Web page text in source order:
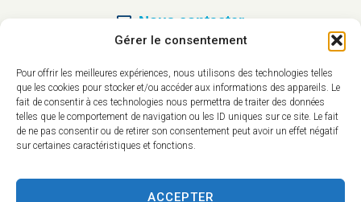
Gérer le consentement
Pour offrir les meilleures expériences, nous utilisons des technologies telles
que les cookies pour stocker et/ou accéder aux informations des appareils. Le
fait de consentir à ces technologies nous permettra de traiter des données
telles que le comportement de navigation ou les ID uniques sur ce site. Le fait
de ne pas consentir ou de retirer son consentement peut avoir un effet négatif
sur certaines caractéristiques et fonctions.
ACCEPTER
Nous contacter
Du lundi au vendredi :
8h30 à 12h00